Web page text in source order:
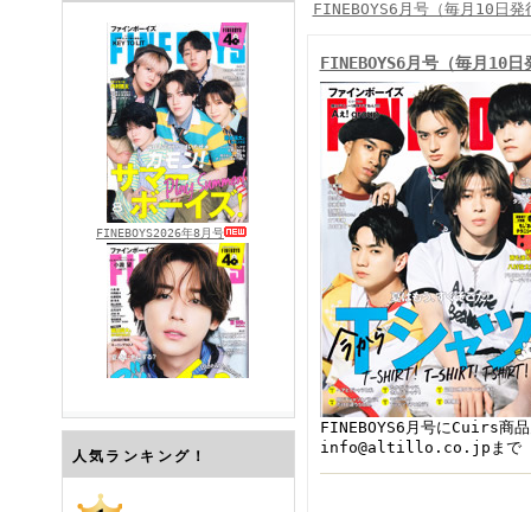
FINEBOYS2026年8月号
FINEBOYS2026年7月号
人気ランキング！
FINEBOYS6月号（毎月10日発
FINEBOYS6月号（毎月10日
FINEBOYS6月号にCuirs商
info@altillo.co.jpまで